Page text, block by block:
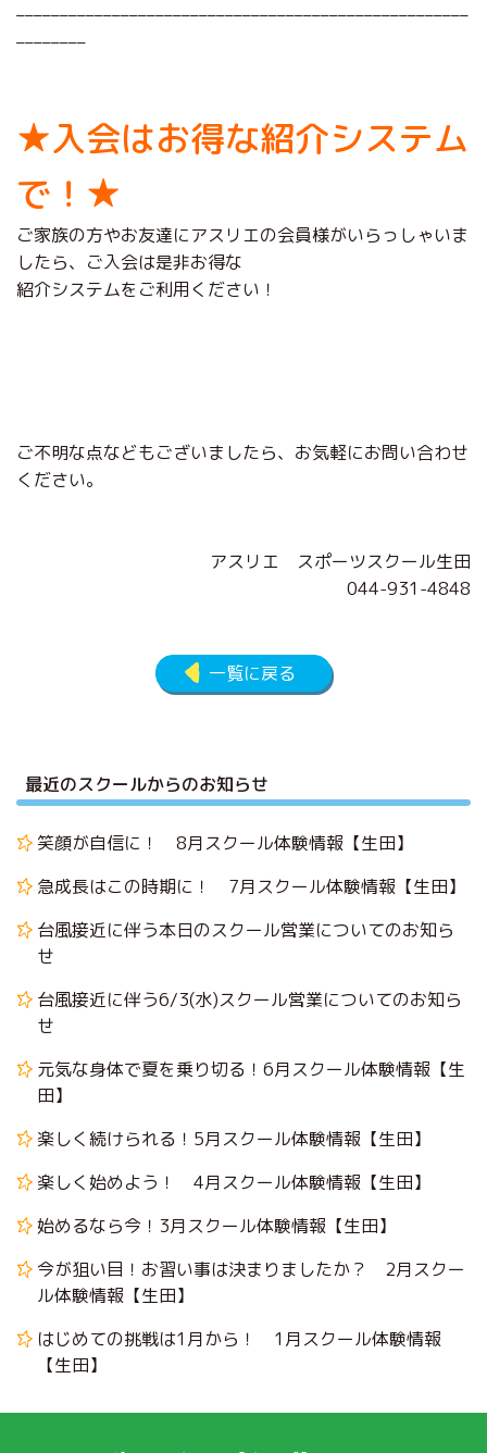
––––––––––––––––––––––––––––––––––––––––––––––––––––
––––––––
★入会はお得な紹介システム
で！★
ご家族の方やお友達にアスリエの会員様がいらっしゃいま
したら、ご入会は是非お得な
紹介システムをご利用ください！
ご不明な点などもございましたら、お気軽にお問い合わせ
ください。
アスリエ スポーツスクール生田
044-931-4848
一覧に戻る
最近のスクールからのお知らせ
笑顔が自信に！ 8月スクール体験情報【生田】
急成長はこの時期に！ 7月スクール体験情報【生田】
台風接近に伴う本日のスクール営業についてのお知ら
せ
台風接近に伴う6/3(水)スクール営業についてのお知ら
せ
元気な身体で夏を乗り切る！6月スクール体験情報【生
田】
楽しく続けられる！5月スクール体験情報【生田】
楽しく始めよう！ 4月スクール体験情報【生田】
始めるなら今！3月スクール体験情報【生田】
今が狙い目！お習い事は決まりましたか？ 2月スクー
ル体験情報【生田】
はじめての挑戦は1月から！ 1月スクール体験情報
【生田】